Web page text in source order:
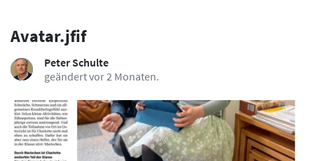
Avatar.jfif
Peter Schulte
geändert vor 2 Monaten.